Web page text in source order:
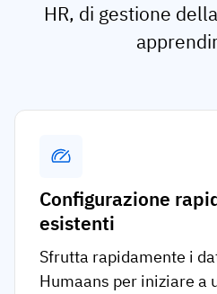
HR, di gestione
Configurazione
esistenti
Sfrutta rapidamente i
Humaans per iniziare a